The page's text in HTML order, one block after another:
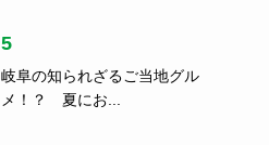
5
岐阜の知られざるご当地グル
メ！？ 夏にお...